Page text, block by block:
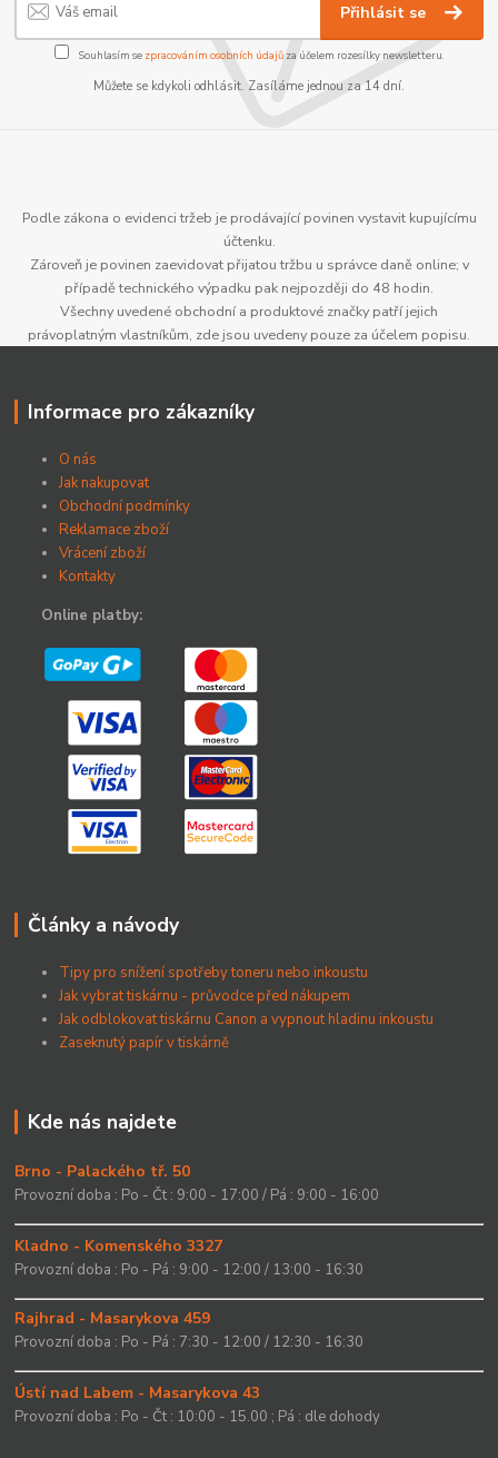
Přihlásit se
Souhlasím se zpracováním osobních údajůza účelem rozesílky newsletteru.
Můžete se kdykoli odhlásit. Zasíláme jednou za 14 dní.
Podle zákona o evidenci tržeb je prodávající povinen vystavit kupujícímu
účtenku.
Zároveň je povinen zaevidovat přijatou tržbu u správce daně online; v
případě technického výpadku pak nejpozději do 48 hodin.
Všechny uvedené obchodní a produktové značky patří jejich
právoplatným vlastníkům, zde jsou uvedeny pouze za účelem popisu.
Informace pro zákazníky
O nás
Jak nakupovat
Obchodní podmínky
Reklamace zboží
Vrácení zboží
Kontakty
Online platby:
Články a návody
Tipy pro snížení spotřeby toneru nebo inkoustu
Jak vybrat tiskárnu - průvodce před nákupem
Jak odblokovat tiskárnu Canon a vypnout hladinu inkoustu
Zaseknutý papír v tiskárně
Kde nás najdete
Brno - Palackého tř. 50
Provozní doba : Po - Čt : 9:00 - 17:00 / Pá : 9:00 - 16:00
Kladno - Komenského 3327
Provozní doba : Po - Pá : 9:00 - 12:00 / 13:00 - 16:30
Rajhrad - Masarykova 459
Provozní doba : Po - Pá : 7:30 - 12:00 / 12:30 - 16:30
Ústí nad Labem - Masarykova 43
Provozní doba : Po - Čt : 10:00 - 15.00 ; Pá : dle dohody